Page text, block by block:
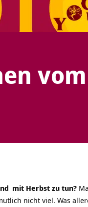
mit Herbst zu tun?
nicht viel. Was